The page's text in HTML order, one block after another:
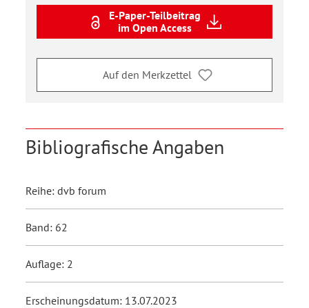
E-Paper-Teilbeitrag
im Open Access
Auf den Merkzettel
Bibliografische Angaben
Reihe: dvb forum
Band: 62
Auflage: 2
Erscheinungsdatum: 13.07.2023